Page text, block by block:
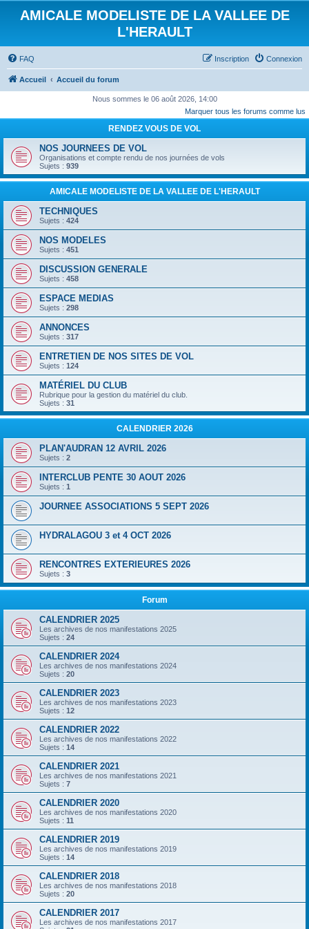
AMICALE MODELISTE DE LA VALLEE DE
L'HERAULT
FAQ Connexion
Inscription
Accueil Accueil du forum
Nous sommes le 06 août 2026, 14:00
Marquer tous les forums comme lus
RENDEZ VOUS DE VOL
NOS JOURNEES DE VOL
Organisations et compte rendu de nos journées de vols
Sujets : 939
AMICALE MODELISTE DE LA VALLEE DE L'HERAULT
TECHNIQUES
Sujets : 424
NOS MODELES
Sujets : 451
DISCUSSION GENERALE
Sujets : 458
ESPACE MEDIAS
Sujets : 298
ANNONCES
Sujets : 317
ENTRETIEN DE NOS SITES DE VOL
Sujets : 124
MATÉRIEL DU CLUB
Rubrique pour la gestion du matériel du club.
Sujets : 31
CALENDRIER 2026
PLAN'AUDRAN 12 AVRIL 2026
Sujets : 2
INTERCLUB PENTE 30 AOUT 2026
Sujets : 1
JOURNEE ASSOCIATIONS 5 SEPT 2026
HYDRALAGOU 3 et 4 OCT 2026
RENCONTRES EXTERIEURES 2026
Sujets : 3
Forum
CALENDRIER 2025
Les archives de nos manifestations 2025
Sujets : 24
CALENDRIER 2024
Les archives de nos manifestations 2024
Sujets : 20
CALENDRIER 2023
Les archives de nos manifestations 2023
Sujets : 12
CALENDRIER 2022
Les archives de nos manifestations 2022
Sujets : 14
CALENDRIER 2021
Les archives de nos manifestations 2021
Sujets : 7
CALENDRIER 2020
Les archives de nos manifestations 2020
Sujets : 11
CALENDRIER 2019
Les archives de nos manifestations 2019
Sujets : 14
CALENDRIER 2018
Les archives de nos manifestations 2018
Sujets : 20
CALENDRIER 2017
Les archives de nos manifestations 2017